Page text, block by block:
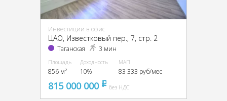
Инвестиции в офис
ЦАО, Известковый пер., 7, стр. 2
Таганская 3 мин
Площадь
856 м²
Доходность
10%
МАП
83 333 руб/мес
815 000 000 pуббез НДС